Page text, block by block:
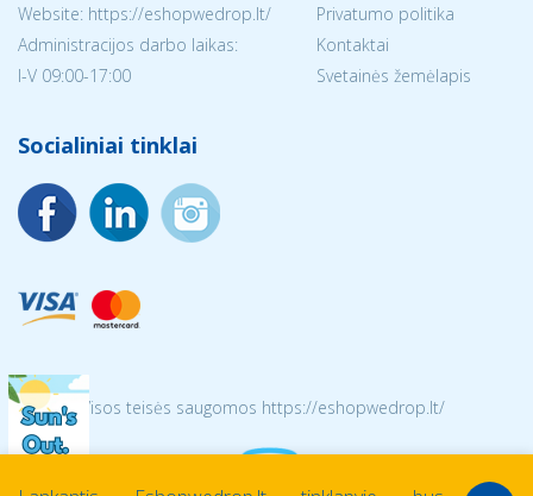
Website: https://eshopwedrop.lt/
Administracijos darbo laikas:
I-V 09:00-17:00
Privatumo politika
Kontaktai
Svetainės žemėlapis
Socialiniai tinklai
© 2026 Visos teisės saugomos https://eshopwedrop.lt/